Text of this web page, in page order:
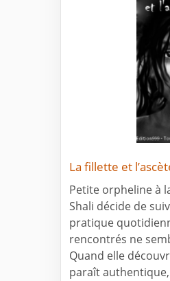
La fillette et
Petite orpheline à
Shali décide de
pratique
rencontrés ne
Quand elle
paraît